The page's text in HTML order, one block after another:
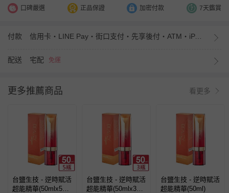
口碑嚴選 正品保證 加密付款 7天鑑賞
付款 信用卡・LINE Pay・街口支付・先享後付・ATM・iPASS MONEY
配送 宅配 免運
更多推薦商品 看更多
台鹽生技 - 逆時賦活
超能精華(50mlx5
台鹽生技 - 逆時賦活
超能精華(50mlx3
台鹽生技 - 逆時賦活
超能精華(50ml)